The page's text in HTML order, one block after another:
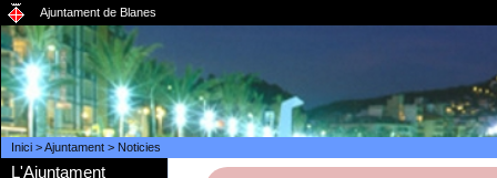
Ajuntament de Blanes
Inici>Ajuntament> Noticies
L'Ajuntament